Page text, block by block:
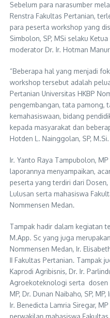
Sebelum para narasumber
Renstra Fakultas Pertanian,
para peserta workshop yang
Simbolon, SP, MSi selaku
moderator Dr. Ir. Hotman
“Beberapa hal yang menjadi
workshop tersebut adalah
Pertanian Universitas HKBP
pengembangan, tata pamong,
kemahasiswaan, bidang
kepada masyarakat dan
Hotden L. Nainggolan, SP, M.Si.
Ir. Yanto Raya Tampubolon,
laporannya menyampaikan,
peserta yang terdiri dari
Lulusan serta mahasiswa
Nommensen Medan.
Tampak hadir dalam kegiatan
M.App. Sc yang juga
Nommensen Medan, Ir.
II Fakultas Pertanian. Tampak
Kaprodi Agribisnis, Dr. Ir.
Agroekoteknologi serta dosen
MP, Dr. Dunan Naibaho, SP,
Ir. Benedicta Lamria Siregar,
perwakilan mahasiswa